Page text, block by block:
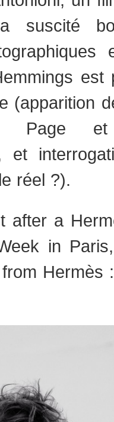
suscité
est
(apparition
Page
et
réel ?).
after a
in
Hermès